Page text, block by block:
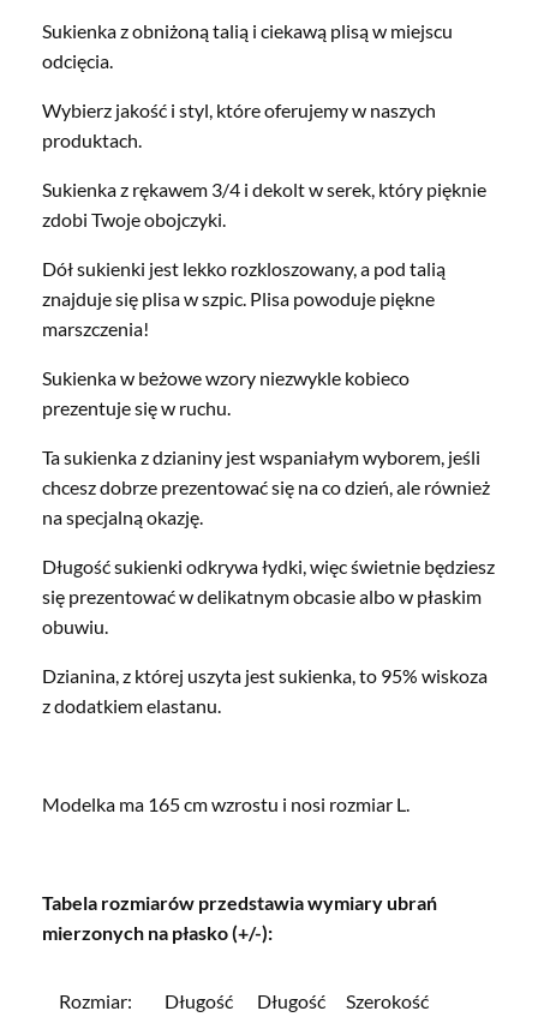
Sukienka z obniżoną talią i ciekawą plisą w miejscu
odcięcia.
Wybierz jakość i styl, które oferujemy w naszych
produktach.
Sukienka z rękawem 3/4 i dekolt w serek, który pięknie
zdobi Twoje obojczyki.
Dół sukienki jest lekko rozkloszowany, a pod talią
znajduje się plisa w szpic. Plisa powoduje piękne
marszczenia!
Sukienka w beżowe wzory niezwykle kobieco
prezentuje się w ruchu.
Ta sukienka z dzianiny jest wspaniałym wyborem, jeśli
chcesz dobrze prezentować się na co dzień, ale również
na specjalną okazję.
Długość sukienki odkrywa łydki, więc świetnie będziesz
się prezentować w delikatnym obcasie albo w płaskim
obuwiu.
Dzianina, z której uszyta jest sukienka, to 95% wiskoza
z dodatkiem elastanu.
Modelka ma 165 cm wzrostu i nosi rozmiar L.
Tabela rozmiarów przedstawia wymiary ubrań
mierzonych na płasko (+/-):
Rozmiar: Długość Długość Szerokość